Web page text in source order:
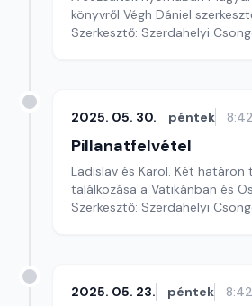
könyvről Végh Dániel
Szerkesztő: Szerdahelyi
2025. 05. 30. péntek 8:42
Pillanatfelvétel
Ladislav és Karol. Két határon
találkozása a Vatikánban és
Szerkesztő: Szerdahelyi
2025. 05. 23. péntek 8:42